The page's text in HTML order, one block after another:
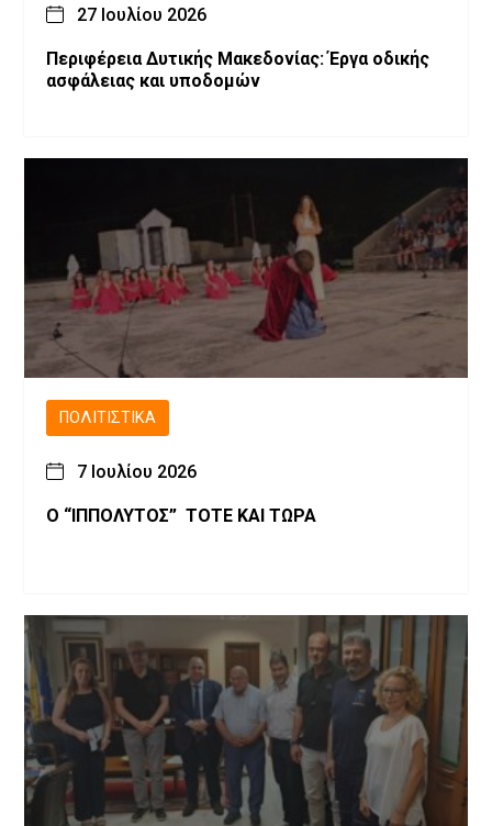
27 Ιουλίου 2026
Περιφέρεια Δυτικής Μακεδονίας: Έργα οδικής
ασφάλειας και υποδομών
ΠΟΛΙΤΙΣΤΙΚΆ
7 Ιουλίου 2026
Ο “ΙΠΠΟΛΥΤΟΣ” ΤΟΤΕ ΚΑΙ ΤΩΡΑ